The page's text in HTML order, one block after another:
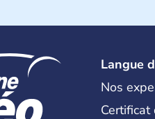
Langue
Nos